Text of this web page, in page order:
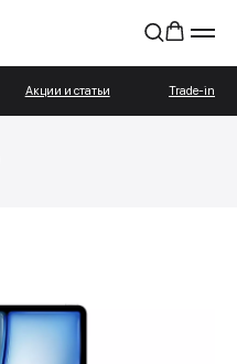
Акции и статьи Trade-in